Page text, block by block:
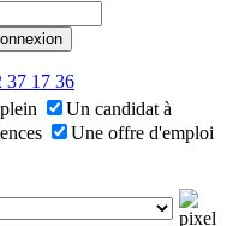
37 17 36
Un candidat à
Une offre d'emploi